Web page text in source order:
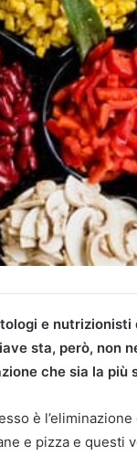
e
sta, però, non
che sia la più
è
e pizza e questi